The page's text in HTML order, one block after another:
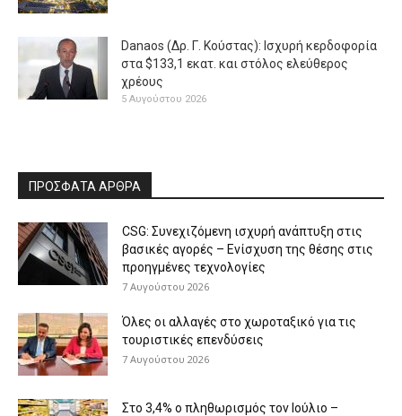
Danaos (Δρ. Γ. Κούστας): Ισχυρή κερδοφορία
στα $133,1 εκατ. και στόλος ελεύθερος
χρέους
5 Αυγούστου 2026
ΠΡΟΣΦΑΤΑ ΑΡΘΡΑ
CSG: Συνεχιζόμενη ισχυρή ανάπτυξη στις
βασικές αγορές – Ενίσχυση της θέσης στις
προηγμένες τεχνολογίες
7 Αυγούστου 2026
Όλες οι αλλαγές στο χωροταξικό για τις
τουριστικές επενδύσεις
7 Αυγούστου 2026
Στο 3,4% ο πληθωρισμός τον Ιούλιο –